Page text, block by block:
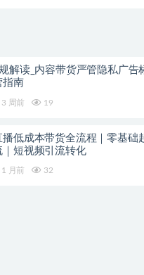
解读_内容带货严管隐私广告
指南
3 周前 19
播低成本带货全流程｜零基础
｜短视频引流转化
1 月前 32